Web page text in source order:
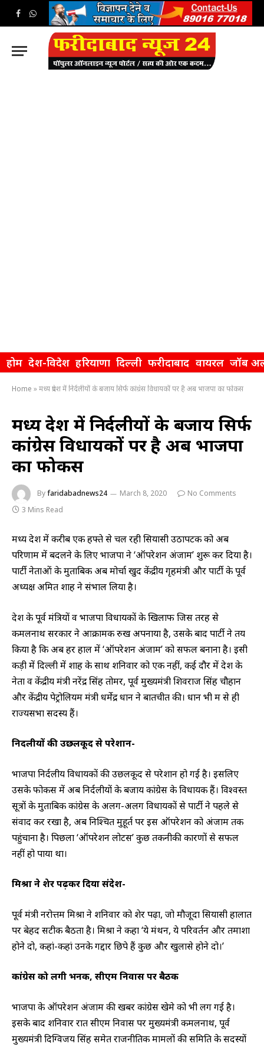
Facebook
WhatsApp
होम देश-विदेश हरियाणा दिल्ली फरीदाबाद वायरल जॉब
Home »मध्य प्रदेश में निर्दलीयों के बजाय सिर्फ कांग्रेस विधायकों पर है अब भाजपा का फोकस
मध्य प्रदेश में निर्दलीयों के बजाय सिर्फ
कांग्रेस विधायकों पर है अब भाजपा
का फोकस
Byfaridabadnews24 March 8, 2020
No Comments
3 Mins Read
मध्य प्रदेश में करीब एक हफ्ते से चल रही सियासी उठापटक को अब
परिणाम में बदलने के लिए भाजपा ने ‘ऑपरेशन अंजाम’ शुरू कर दिया है।
पार्टी नेताओं के मुताबिक अब मोर्चा खुद केंद्रीय गृहमंत्री और पार्टी के पूर्व
अध्यक्ष अमित शाह ने संभाल लिया है।
प्रदेश के पूर्व मंत्रियों व भाजपा विधायकों के खिलाफ जिस तरह से
कमलनाथ सरकार ने आक्रामक रुख अपनाया है, उसके बाद पार्टी ने तय
किया है कि अब हर हाल में ‘ऑपरेशन अंजाम’ को सफल बनाना है। इसी
कड़ी में दिल्ली में शाह के साथ शनिवार को एक नहीं, कई दौर में प्रदेश के
नेता व केंद्रीय मंत्री नरेंद्र सिंह तोमर, पूर्व मुख्यमंत्री शिवराज सिंह चौहान
और केंद्रीय पेट्रोलियम मंत्री धर्मेद्र प्रधान ने बातचीत की। प्रधान भी मप्र से ही
राज्यसभा सदस्य हैं।
निर्दलीयों की उछलकूद से परेशान-
भाजपा निर्दलीय विधायकों की उछलकूद से परेशान हो गई है। इसलिए
उसके फोकस में अब निर्दलीयों के बजाय कांग्रेस के विधायक हैं। विश्वस्त
सूत्रों के मुताबिक कांग्रेस के अलग-अलग विधायकों से पार्टी ने पहले से
संवाद कर रखा है, अब निश्चित मुहूर्त पर इस ऑपरेशन को अंजाम तक
पहुंचाना है। पिछला ‘ऑपरेशन लोटस’ कुछ तकनीकी कारणों से सफल
नहीं हो पाया था।
मिश्रा ने शेर पढ़कर दिया संदेश-
पूर्व मंत्री नरोत्तम मिश्रा ने शनिवार को शेर पढ़ा, जो मौजूदा सियासी हालात
पर बेहद सटीक बैठता है। मिश्रा ने कहा ‘ये मंथन, ये परिवर्तन और तमाशा
होने दो, कहां-कहां उनके गद्दार छिपे हैं कुछ और खुलासे होने दो।’
कांग्रेस को लगी भनक, सीएम निवास पर बैठक
भाजपा के ऑपरेशन अंजाम की खबर कांग्रेस खेमे को भी लग गई है।
इसके बाद शनिवार रात सीएम निवास पर मुख्यमंत्री कमलनाथ, पूर्व
मुख्यमंत्री दिग्विजय सिंह समेत राजनीतिक मामलों की समिति के सदस्यों